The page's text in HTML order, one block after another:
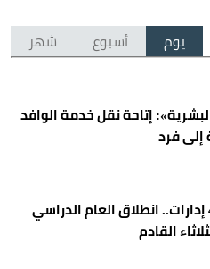
يوم أسبوع شهر
إتاحة نقل خدمة الوافد
فرد
باستثناء 4 إدارات.. انطلاق العام الدراسي
القادم